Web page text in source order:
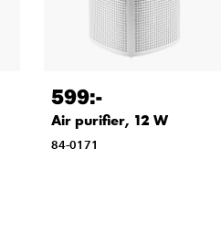
599:-
Air purifier, 12 W
84-0171